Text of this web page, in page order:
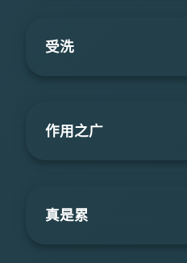
受洗
作用之广
真是累